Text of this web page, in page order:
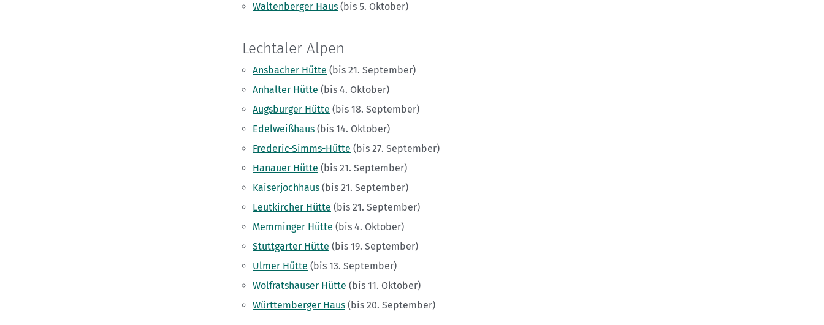
Waltenberger Haus (bis 5. Oktober)
Lechtaler Alpen
Ansbacher Hütte (bis 21. September)
Anhalter Hütte (bis 4. Oktober)
Augsburger Hütte (bis 18. September)
Edelweißhaus (bis 14. Oktober)
Frederic-Simms-Hütte (bis 27. September)
Hanauer Hütte (bis 21. September)
Kaiserjochhaus (bis 21. September)
Leutkircher Hütte (bis 21. September)
Memminger Hütte (bis 4. Oktober)
Stuttgarter Hütte (bis 19. September)
Ulmer Hütte (bis 13. September)
Wolfratshauser Hütte (bis 11. Oktober)
Württemberger Haus (bis 20. September)